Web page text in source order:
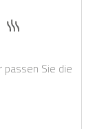
buchbar
Anfrage
Whirlpool
Sie die